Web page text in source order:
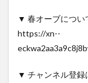
▼ 春オーブについ
https://xn--
▼ チャンネル登録